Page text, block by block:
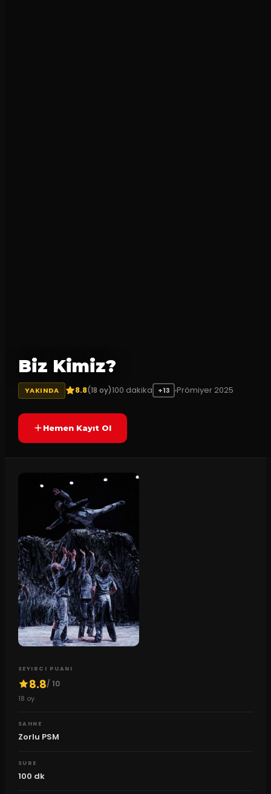
Biz Kimiz?
YAKINDA 8.8(18 oy)100 dakika +13 Prömiyer 2025
Hemen Kayıt Ol
SEYIRCI PUANI
8.8/ 10
18 oy
SAHNE
Zorlu PSM
SURE
100 dk